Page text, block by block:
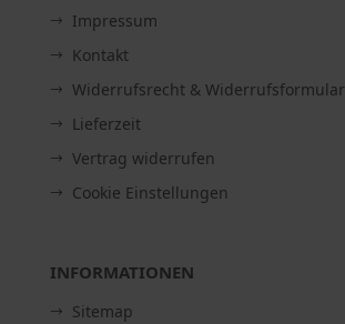
Impressum
Kontakt
Widerrufsrecht & Widerrufsformular
Lieferzeit
Vertrag widerrufen
Cookie Einstellungen
INFORMATIONEN
Sitemap